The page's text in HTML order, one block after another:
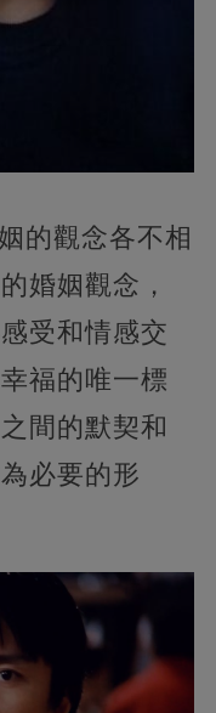
的觀念各不相
婚姻觀念，
受和情感交
福的唯一標
間的默契和
必要的形